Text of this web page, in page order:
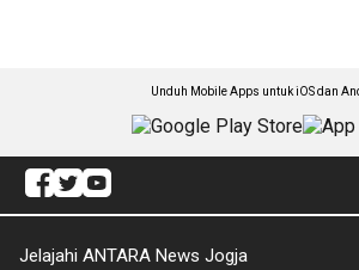
Unduh Mobile Apps untuk iOS dan
Jelajahi ANTARA News Jogja